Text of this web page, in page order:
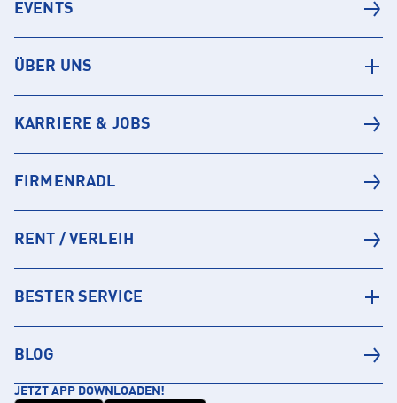
EVENTS
ÜBER UNS
KARRIERE & JOBS
FIRMENRADL
RENT / VERLEIH
BESTER SERVICE
BLOG
JETZT APP DOWNLOADEN!